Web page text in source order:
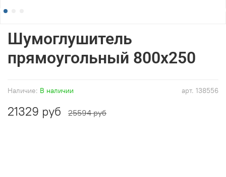
арт. 138556
Наличие: В наличии
Шумоглушитель
прямоугольный 800x250
21329 руб 25594 руб